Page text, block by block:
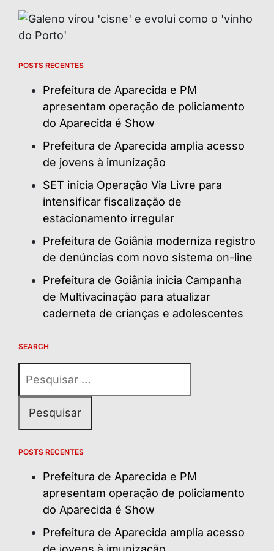
POSTS RECENTES
Prefeitura de Aparecida e PM
apresentam operação de policiamento
do Aparecida é Show
Prefeitura de Aparecida amplia acesso
de jovens à imunização
SET inicia Operação Via Livre para
intensificar fiscalização de
estacionamento irregular
Prefeitura de Goiânia moderniza registro
de denúncias com novo sistema on-line
Prefeitura de Goiânia inicia Campanha
de Multivacinação para atualizar
caderneta de crianças e adolescentes
SEARCH
por:
POSTS RECENTES
Prefeitura de Aparecida e PM
apresentam operação de policiamento
do Aparecida é Show
Prefeitura de Aparecida amplia acesso